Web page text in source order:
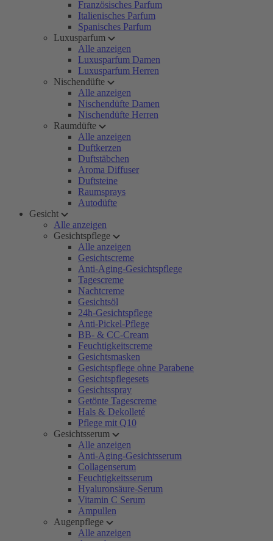
Französisches Parfum
Italienisches Parfum
Spanisches Parfum
Luxusparfum
Alle anzeigen
Luxusparfum Damen
Luxusparfum Herren
Nischendüfte
Alle anzeigen
Nischendüfte Damen
Nischendüfte Herren
Raumdüfte
Alle anzeigen
Duftkerzen
Duftstäbchen
Aroma Diffuser
Duftsteine
Raumsprays
Autodüfte
Gesicht
Alle anzeigen
Gesichtspflege
Alle anzeigen
Gesichtscreme
Anti-Aging-Gesichtspflege
Tagescreme
Nachtcreme
Gesichtsöl
24h-Gesichtspflege
Anti-Pickel-Pflege
BB- & CC-Cream
Feuchtigkeitscreme
Gesichtsmasken
Gesichtspflege ohne Parabene
Gesichtspflegesets
Gesichtsspray
Getönte Tagescreme
Hals & Dekolleté
Pflege mit Q10
Gesichtsserum
Alle anzeigen
Anti-Aging-Gesichtsserum
Collagenserum
Feuchtigkeitsserum
Hyaluronsäure-Serum
Vitamin C Serum
Ampullen
Augenpflege
Alle anzeigen